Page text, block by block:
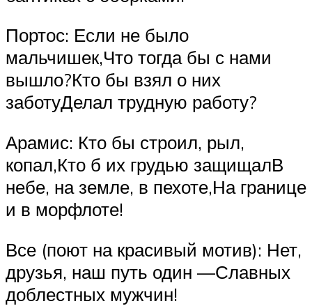
Портос: Если не было
мальчишек,Что тогда бы с нами
вышло?Кто бы взял о них
заботуДелал трудную работу?
Арамис: Кто бы строил, рыл,
копал,Кто б их грудью защищалВ
небе, на земле, в пехоте,На границе
и в морфлоте!
Все (поют на красивый мотив): Нет,
друзья, наш путь один —Славных
доблестных мужчин!